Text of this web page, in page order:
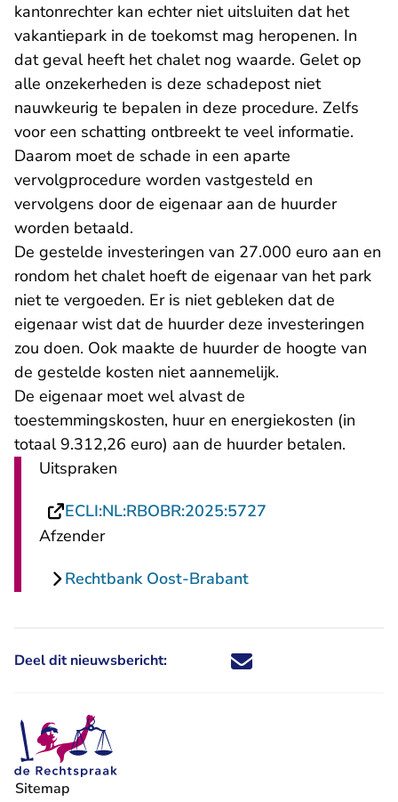
kantonrechter kan echter niet uitsluiten dat het
vakantiepark in de toekomst mag heropenen. In
dat geval heeft het chalet nog waarde. Gelet op
alle onzekerheden is deze schadepost niet
nauwkeurig te bepalen in deze procedure. Zelfs
voor een schatting ontbreekt te veel informatie.
Daarom moet de schade in een aparte
vervolgprocedure worden vastgesteld en
vervolgens door de eigenaar aan de huurder
worden betaald.
De gestelde investeringen van 27.000 euro aan en
rondom het chalet hoeft de eigenaar van het park
niet te vergoeden. Er is niet gebleken dat de
eigenaar wist dat de huurder deze investeringen
zou doen. Ook maakte de huurder de hoogte van
de gestelde kosten niet aannemelijk.
De eigenaar moet wel alvast de
toestemmingskosten, huur en energiekosten (in
totaal 9.312,26 euro) aan de huurder betalen.
Uitspraken
ECLI:NL:RBOBR:2025:5727
Afzender
Rechtbank Oost-Brabant
Deel dit nieuwsbericht: Deel dit nieuwsbericht via X -
Deel dit nieuwsbericht via
Deel dit nieuwsbericht
Deel dit
Sitemap